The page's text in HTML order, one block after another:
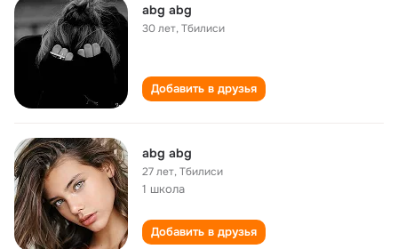
abg abg
30 лет,Тбилиси
Добавить в друзья
abg abg
27 лет,Тбилиси
1 школа
Добавить в друзья